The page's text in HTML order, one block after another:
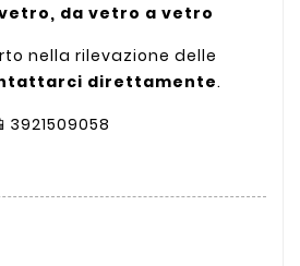
da vetro a vetro
nella rilevazione delle
direttamente.
3921509058